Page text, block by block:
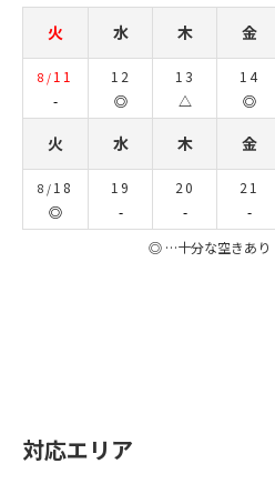
火 水 木 金
8/ 11
-
12
◎
13
△
14
◎
火 水 木 金
8/ 18
◎
19
-
20
-
21
-
◎ …十分な空きあ
対応エリア